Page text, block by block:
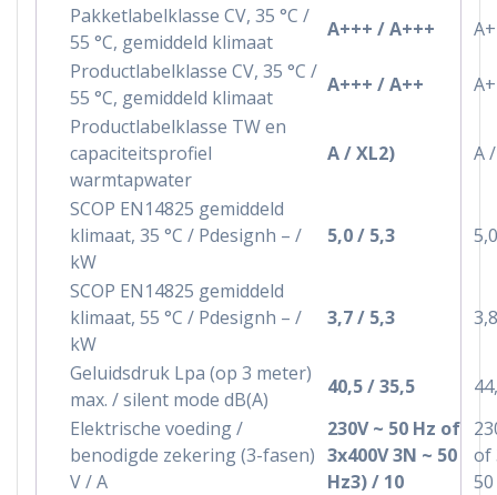
Pakketlabelklasse CV, 35 °C /
55 °C, gemiddeld klimaat
A+++ / A+++
Productlabelklasse CV, 35 °C /
55 °C, gemiddeld klimaat
A+++ / A++
Productlabelklasse TW en
capaciteitsprofiel
warmtapwater
A / XL2) A
SCOP EN14825 gemiddeld
klimaat, 35 °C / Pdesignh – /
kW
5,0 / 5,3
SCOP EN14825 gemiddeld
klimaat, 55 °C / Pdesignh – /
kW
3,7 / 5,3
Geluidsdruk Lpa (op 3 meter)
max. / silent mode dB(A)
40,5 / 35,5
Elektrische voeding /
benodigde zekering (3-fasen)
V / A
230V ~ 50 Hz of
3x400V 3N ~ 50
Hz3) / 10
of